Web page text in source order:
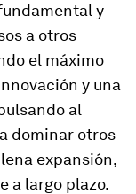
y
a otros
el máximo
y una
al
dominar otros
expansión,
a largo plazo.